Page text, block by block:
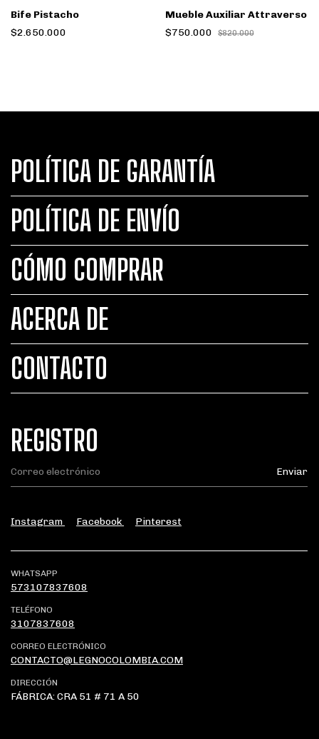
Bife Pistacho
$2.650.000
Mueble Auxiliar Attraverso
$750.000
$820.000
POLÍTICA DE GARANTÍA
POLÍTICA DE ENVÍO
CÓMO COMPRAR
ACERCA DE
CONTACTO
REGISTRO
Instagram Facebook Pinterest
WHATSAPP
573107837608
TELÉFONO
3107837608
CORREO ELECTRÓNICO
CONTACTO@LEGNOCOLOMBIA.COM
DIRECCIÓN
FÁBRICA: CRA 51 # 71 A 50